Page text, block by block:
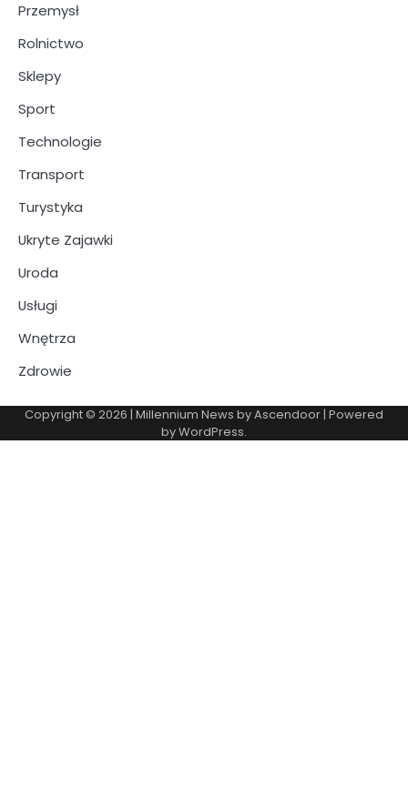
Przemysł
Rolnictwo
Sklepy
Sport
Technologie
Transport
Turystyka
Ukryte Zajawki
Uroda
Usługi
Wnętrza
Zdrowie
Copyright © 2026 | Millennium News byAscendoor | Powered
byWordPress.